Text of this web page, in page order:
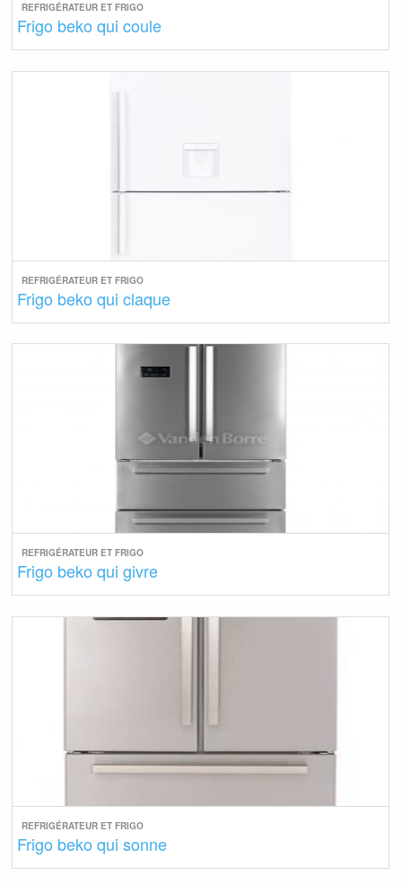
REFRIGÉRATEUR ET FRIGO
Frigo beko qui coule
REFRIGÉRATEUR ET FRIGO
Frigo beko qui claque
REFRIGÉRATEUR ET FRIGO
Frigo beko qui givre
REFRIGÉRATEUR ET FRIGO
Frigo beko qui sonne